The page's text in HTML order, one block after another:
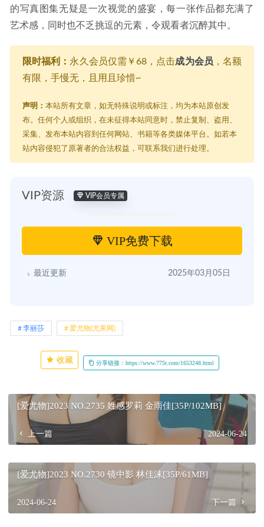
的写真图集无疑是一次视觉的盛宴，每一张作品都充满了
艺术感，同时也不乏挑逗的元素，令观看者沉醉其中。
限时福利： 永久会员仅需￥68，点击成为会员 ，名额
有限，手慢无，且用且珍惜~
声明： 本站所有文章，如无特殊说明或标注，均为本站原创发
布。任何个人或组织，在未征得本站同意时，禁止复制、盗用、
采集、发布本站内容到任何网站、书籍等各类媒体平台。如若本
站内容侵犯了原著者的合法权益，可联系我们进行处理。
VIP资源 VIP会员专属
VIP免费下载
最近更新 2025年03月05日
李丽莎 爱尤物(尤果网)
收藏 分享链接：https://www.775t.com/1653248.html
[爱尤物]2023 NO.2735 姓感罗莉 金雨佳[35P/102MB]
上一篇 2024-06-24
[爱尤物]2023 NO.2730 镜中影 林佳沫[35P/61MB]
2024-06-24 下一篇